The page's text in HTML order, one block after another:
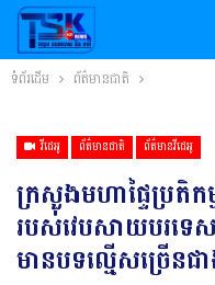
ទំព័រដើម ព័ត៌មានជាតិ
វីដេអូ ព័ត៌មានជាតិ ព័ត៌មានវីដេអូ
ក្រសួងមហាផ្ទៃប្រតិ
របស់វេបសាយបរទេ
មានបទល្មើសច្រើនជ